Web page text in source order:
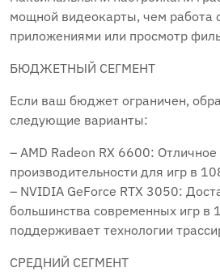
мощной видеокарты, чем работа
приложениями или просмотр
БЮДЖЕТНЫЙ СЕГМЕНТ
Если ваш бюджет ограничен,
следующие варианты:
– AMD Radeon RX 6600:
производительности для игр в
– NVIDIA GeForce RTX 3050:
большинства современных игр в
поддерживает технологии
СРЕДНИЙ СЕГМЕНТ